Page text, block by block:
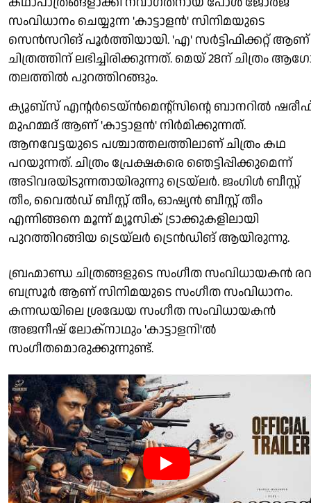
സംവിധാനം ചെയ്യുന്ന 'കാട്ടാളൻ' സിനിമയുടെ
സെൻസറിങ് പൂർത്തിയായി. 'എ' സർട്ടിഫിക്കറ്റ് ആണ്
ചിത്രത്തിന് ലഭിച്ചിരിക്കുന്നത്. മെയ് 28ന് ചിത്രം
തലത്തിൽ പുറത്തിറങ്ങും.
ക്യൂബ്സ് എന്റർടെയ്ൻമെന്റ്സിന്റെ ബാനറിൽ
മുഹമ്മദ് ആണ് 'കാട്ടാളൻ' നിർമിക്കുന്നത്.
ആനവേട്ടയുടെ പശ്ചാത്തലത്തിലാണ് ചിത്രം കഥ
പറയുന്നത്. ചിത്രം പ്രേക്ഷകരെ ഞെട്ടിപ്പിക്കുമെന്ന്
അടിവരയിടുന്നതായിരുന്നു ട്രെയ്‌ലർ. ജംഗിൾ ബീസ്റ്റ്
തീം, വൈൽഡ് ബീസ്റ്റ് തീം, ഓഷ്യൻ ബീസ്റ്റ് തീം
എന്നിങ്ങനെ മൂന്ന് മ്യൂസിക് ട്രാക്കുകളിലായി
പുറത്തിറങ്ങിയ ട്രെയ്‌ലർ ട്രെൻഡിങ് ആയിരുന്നു.
ബ്രഹ്മാണ്ഡ ചിത്രങ്ങളുടെ സംഗീത സംവിധായകൻ
ബസ്രൂർ ആണ് സിനിമയുടെ സംഗീത സംവിധാനം.
കന്നഡയിലെ ശ്രദ്ധേയ സംഗീത സംവിധായകൻ
അജനീഷ് ലോക്നാഥും 'കാട്ടാളനി'ൽ
സംഗീതമൊരുക്കുന്നുണ്ട്.